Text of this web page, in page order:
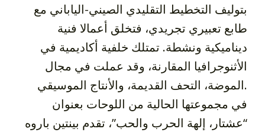
بتولیف التخطیط التقلیدي الصیني-الیاباني مع
طابع تعبیري تجریدي، فتخلق أعمالا فنیة
دینامیكیة ونشطة. تمتلك خلفیة أكادیمیة في
الأثنوجرافیا المقارنة، وقد عملت في مجال
الموضة، التحف القدیمة، والأنتاج الموسیقي.
في مجموعتھا الحالیة من اللوحات بعنوان
“عشتار، إلھة الحرب والحب”، تقدم بینتین باروه